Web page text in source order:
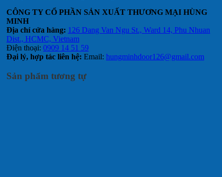
CÔNG TY CỔ PHẦN SẢN XUẤT THƯƠNG MẠI HÙNG
MINH
Địa chỉ cửa hàng: 126 Dang Van Ngu St., Ward 14, Phu Nhuan
Dist., HCMC, Vietnam
Điện thoại: 0909 14 51 59
Đại lý, hợp tác liên hệ: Email: hungminhdoor126@gmail.com
Sản phẩm tương tự